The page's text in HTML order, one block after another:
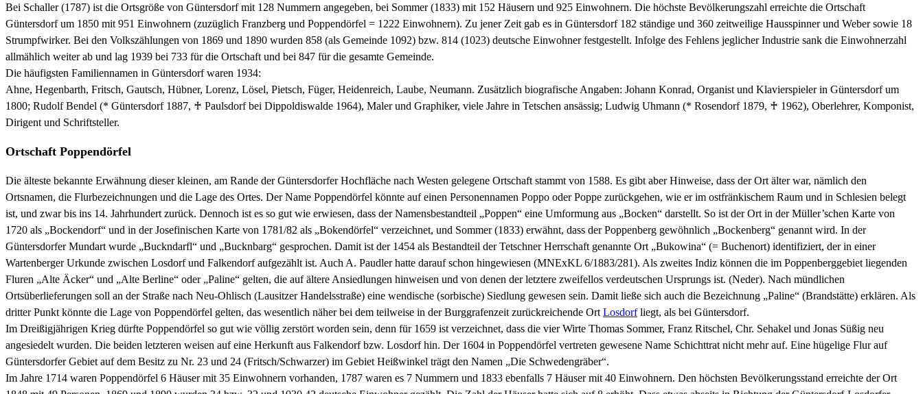
Bei Schaller (1787) ist die Ortsgröße von Güntersdorf mit 128 Nummern angegeben, bei Sommer (1833) mit 152 Häusern und 925 Einwohnern. Die höchste Bevölkerungszahl erreichte die Ortschaft
Güntersdorf um 1850 mit 951 Einwohnern (zuzüglich Franzberg und Poppendörfel = 1222 Einwohnern). Zu jener Zeit gab es in Güntersdorf 182 ständige und 360 zeitweilige Hausspinner und Weber sowie 18
Strumpfwirker. Bei den Volkszählungen von 1869 und 1890 wurden 858 (als Gemeinde 1092) bzw. 814 (1023) deutsche Einwohner festgestellt. Infolge des Fehlens jeglicher Industrie sank die Einwohnerzahl
allmählich weiter ab und lag 1939 bei 733 für die Ortschaft und bei 847 für die gesamte Gemeinde.
Die häufigsten Familiennamen in Güntersdorf waren 1934:
Ahne, Hegenbarth, Fritsch, Gautsch, Hübner, Lorenz, Lösel, Pietsch, Füger, Heidenreich, Laube, Neumann. Zusätzlich biografische Angaben: Johann Konrad, Organist und Klavierspieler in Güntersdorf um
1800; Rudolf Bendel (* Güntersdorf 1887, ♰ Paulsdorf bei Dippoldiswalde 1964), Maler und Graphiker, viele Jahre in Tetschen ansässig; Ludwig Uhmann (* Rosendorf 1879, ♰ 1962), Oberlehrer, Komponist,
Dirigent und Schriftsteller.
Ortschaft Poppendörfel
Die älteste bekannte Erwähnung dieser kleinen, am Rande der Güntersdorfer Hochfläche nach Westen gelegene Ortschaft stammt von 1588. Es gibt aber Hinweise, dass der Ort älter war, nämlich den
Ortsnamen, die Flurbezeichnungen und die Lage des Ortes. Der Name Poppendörfel könnte auf einen Personennamen Poppo oder Poppe zurückgehen, wie er im ostfränkischem Raum und in Schlesien belegt
ist, und zwar bis ins 14. Jahrhundert zurück. Dennoch ist es so gut wie erwiesen, dass der Namensbestandteil „Poppen“ eine Umformung aus „Bocken“ darstellt. So ist der Ort in der Müller’schen Karte von
1720 als „Bockendorf“ und in der Josefinischen Karte von 1781/82 als „Bokendörfel“ verzeichnet, und Sommer (1833) erwähnt, dass der Poppenberg gewöhnlich „Bockenberg“ genannt wird. In der
Güntersdorfer Mundart wurde „Buckndarfl“ und „Bucknbarg“ gesprochen. Damit ist der 1454 als Bestandteil der Tetschner Herrschaft genannte Ort „Bukowina“ (= Buchenort) identifiziert, der in einer
Wartenberger Urkunde zwischen Losdorf und Falkendorf aufgezählt ist. Auch A. Paudler hatte darauf schon hingewiesen (MNExKL 6/1883/281). Als zweites Indiz können die im Poppenberggebiet liegenden
Fluren „Alte Äcker“ und „Alte Berline“ oder „Paline“ gelten, die auf ältere Ansiedlungen hinweisen und von denen der letztere zweifellos verdeutschen Ursprungs ist. (Neder). Nach mündlichen
Ortsüberlieferungen soll an der Straße nach Neu-Ohlisch (Lausitzer Handelsstraße) eine wendische (sorbische) Siedlung gewesen sein. Damit ließe sich auch die Bezeichnung „Paline“ (Brandstätte) erklären. Als
dritter Punkt könnte die Lage von Poppendörfel gelten, das wesentlich näher bei dem teilweise in der Burggrafenzeit zurückreichende Ort Losdorfliegt, als bei Güntersdorf.
Im Dreißigjährigen Krieg dürfte Poppendörfel so gut wie völlig zerstört worden sein, denn für 1659 ist verzeichnet, dass die vier Wirte Thomas Sommer, Franz Ritschel, Chr. Sehakel und Jonas Süßig neu
angesiedelt wurden. Die beiden letzteren weisen auf eine Herkunft aus Falkendorf bzw. Losdorf hin. Der 1604 in Poppendörfel vertreten gewesene Name Schichttrat nicht mehr auf. Eine hügelige Flur auf
Güntersdorfer Gebiet auf dem Besitz zu Nr. 23 und 24 (Fritsch/Schwarzer) im Gebiet Heißwinkel trägt den Namen „Die Schwedengräber“.
Im Jahre 1714 waren Poppendörfel 6 Häuser mit 35 Einwohnern vorhanden, 1787 waren es 7 Nummern und 1833 ebenfalls 7 Häuser mit 40 Einwohnern. Den höchsten Bevölkerungsstand erreichte der Ort